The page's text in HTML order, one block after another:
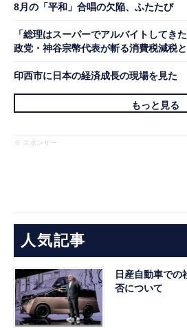
8月の「平和」合唱の欠陥、ふたたび
「総理はスーパーでアルバイトして
政党・神谷宗幣代表が斬る消費税減税
印西市に日本の経済成長の現場を見た
もっと見る
※ スポンサー
人気記事
日産自動車での
否について